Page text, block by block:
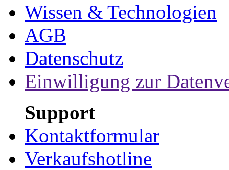
Wissen & Technologien
AGB
Datenschutz
Einwilligung zur
Support
Kontaktformular
Verkaufshotline